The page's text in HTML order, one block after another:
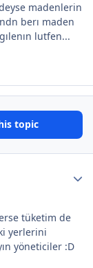
madenlerin
berı maden
lutfen...
topic
tüketim de
yerlerini
yöneticiler :D